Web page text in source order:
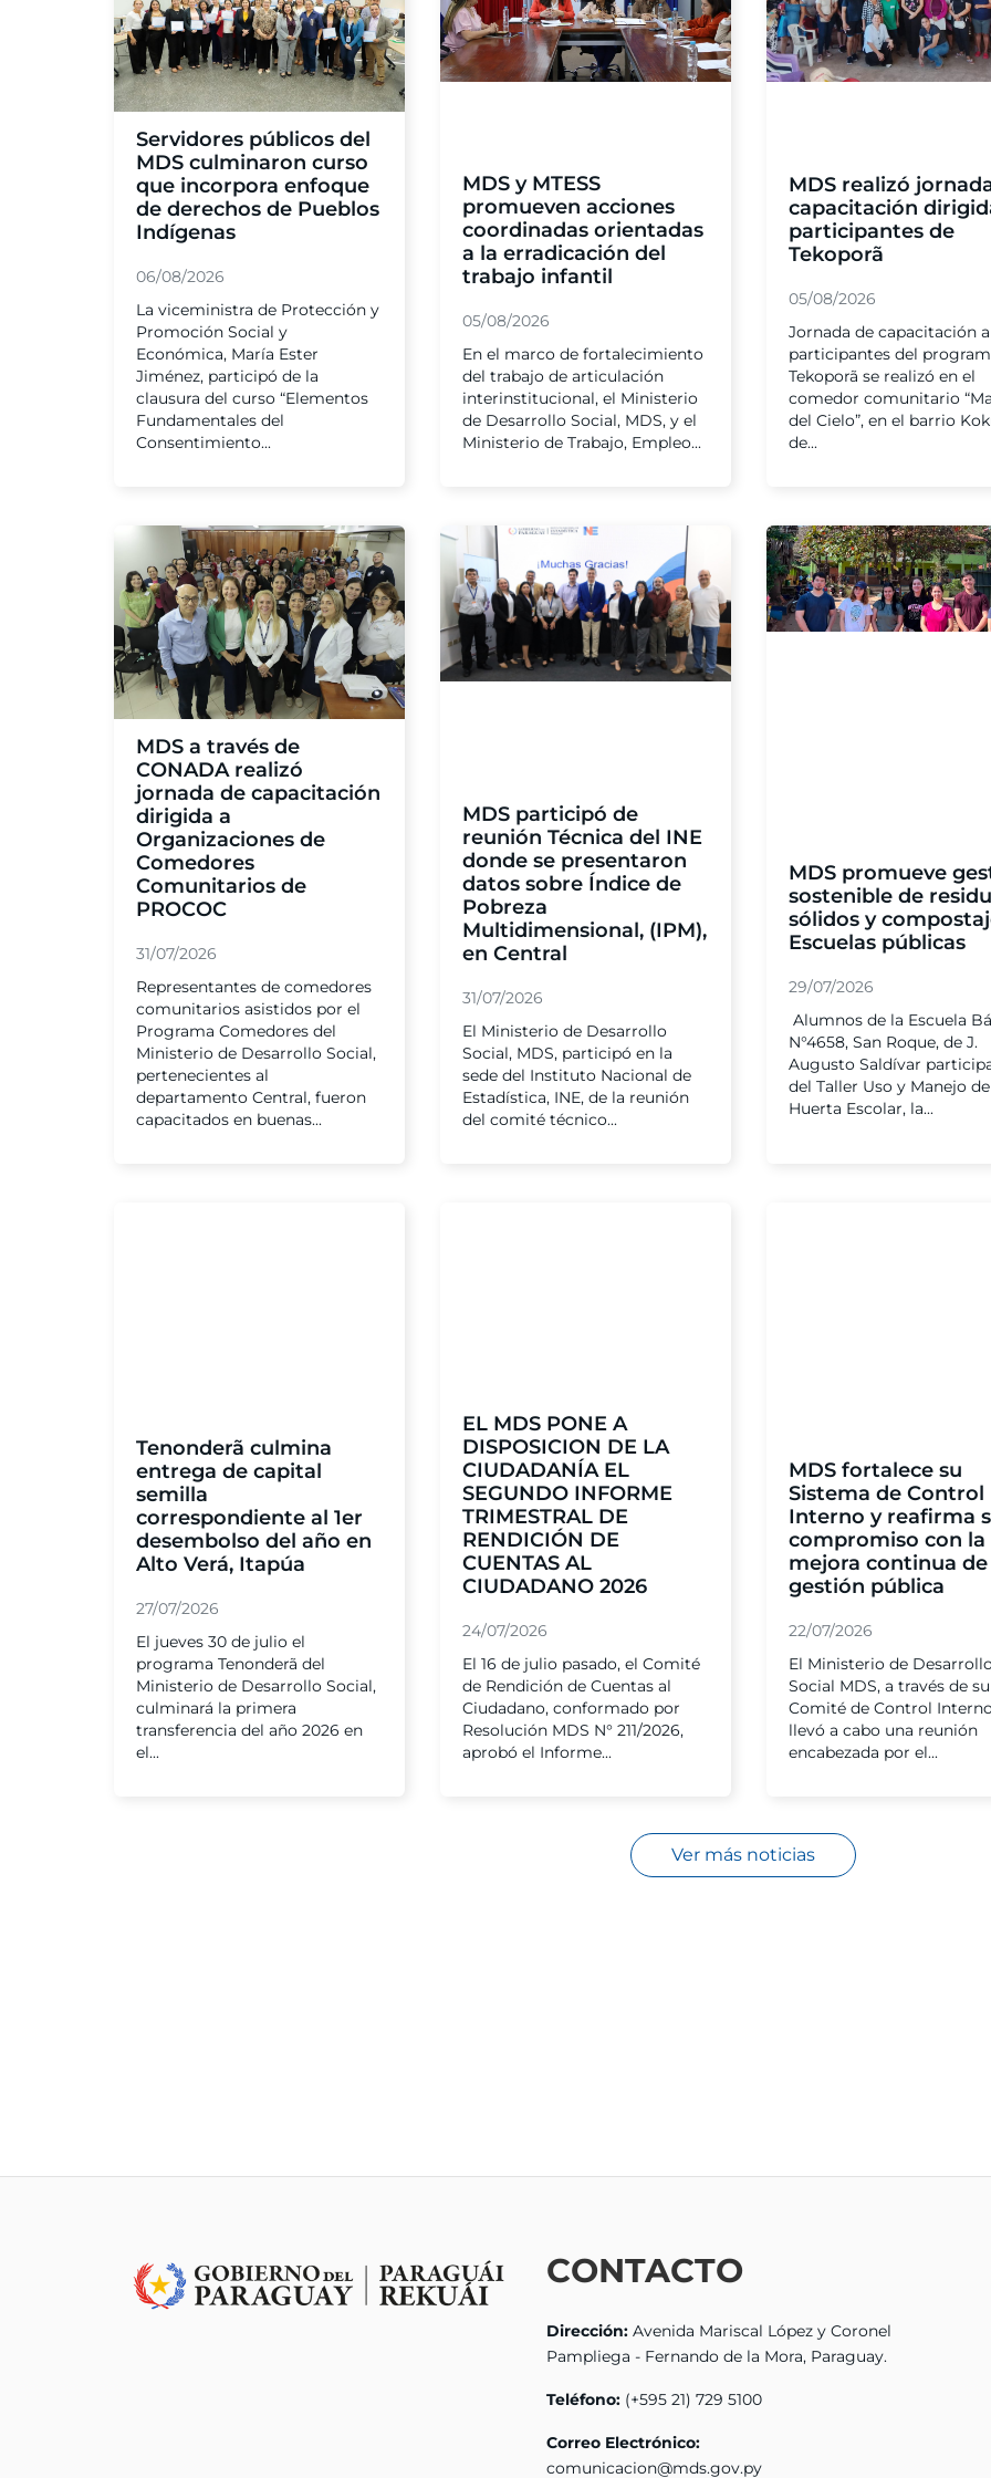
Servidores públicos del
MDS culminaron curso
que incorpora enfoque
de derechos de Pueblos
Indígenas
06/08/2026
La viceministra de Protección y
Promoción Social y
Económica, María Ester
Jiménez, participó de la
clausura del curso “Elementos
Fundamentales del
Consentimiento...
MDS y MTESS
promueven acciones
coordinadas orientadas
a la erradicación del
trabajo infantil
05/08/2026
En el marco de fortalecimiento
del trabajo de articulación
interinstitucional, el Ministerio
de Desarrollo Social, MDS, y el
Ministerio de Trabajo, Empleo...
MDS realizó
capacitación
participantes de
Tekoporã
05/08/2026
Jornada de capacitación a
participantes del
Tekoporã se realizó en el
comedor comunitario
del Cielo”, en el barrio
de...
MDS a través de
CONADA realizó
jornada de capacitación
dirigida a
Organizaciones de
Comedores
Comunitarios de
PROCOC
31/07/2026
Representantes de comedores
comunitarios asistidos por el
Programa Comedores del
Ministerio de Desarrollo Social,
pertenecientes al
departamento Central, fueron
capacitados en buenas...
MDS participó de
reunión Técnica del INE
donde se presentaron
datos sobre Índice de
Pobreza
Multidimensional, (IPM),
en Central
31/07/2026
El Ministerio de Desarrollo
Social, MDS, participó en la
sede del Instituto Nacional de
Estadística, INE, de la reunión
del comité técnico...
MDS promueve
sostenible de
sólidos y
Escuelas públicas
29/07/2026
Alumnos de la Escuela
N°4658, San Roque, de J.
Augusto Saldívar
del Taller Uso y Manejo de
Huerta Escolar, la...
Tenonderã culmina
entrega de capital
semilla
correspondiente al 1er
desembolso del año en
Alto Verá, Itapúa
27/07/2026
El jueves 30 de julio el
programa Tenonderã del
Ministerio de Desarrollo Social,
culminará la primera
transferencia del año 2026 en
el...
EL MDS PONE A
DISPOSICION DE LA
CIUDADANÍA EL
SEGUNDO INFORME
TRIMESTRAL DE
RENDICIÓN DE
CUENTAS AL
CIUDADANO 2026
24/07/2026
El 16 de julio pasado, el Comité
de Rendición de Cuentas al
Ciudadano, conformado por
Resolución MDS N° 211/2026,
aprobó el Informe...
MDS fortalece su
Sistema de Control
Interno y reafirma
compromiso con la
mejora continua de
gestión pública
22/07/2026
El Ministerio de
Social MDS, a través de su
Comité de Control
llevó a cabo una reunión
encabezada por el...
Ver más noticias
CONTACTO
Dirección: Avenida Mariscal López y Coronel
Pampliega - Fernando de la Mora, Paraguay.
Teléfono: (+595 21) 729 5100
Correo Electrónico:
comunicacion@mds.gov.py